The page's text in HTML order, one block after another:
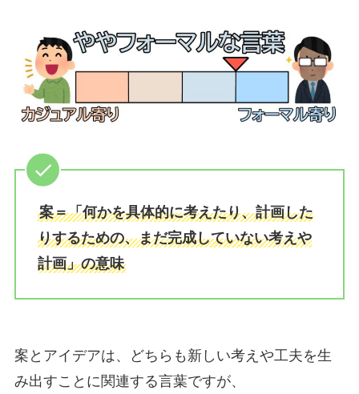
案＝「何かを具体的に考えたり、計画した
りするための、まだ完成していない考えや
計画」の意味
案とアイデアは、どちらも新しい考えや工夫を生
み出すことに関連する言葉ですが、